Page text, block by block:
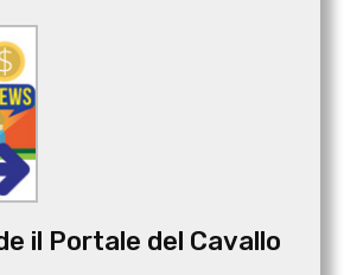
il Portale del Cavallo